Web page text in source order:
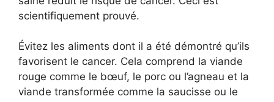
scientifiquement prouvé.
Évitez les aliments dont il a été démontré qu’ils
favorisent le cancer. Cela comprend la viande
rouge comme le bœuf, le porc ou l’agneau et la
viande transformée comme la saucisse ou le